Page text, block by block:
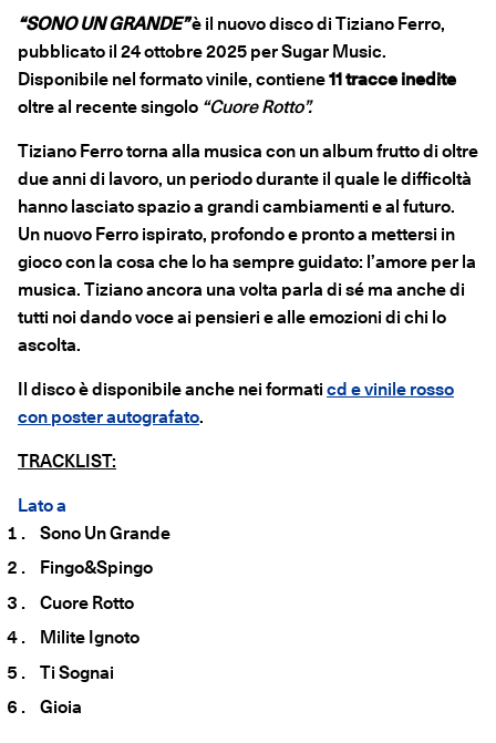
“SONO UN GRANDE”è il nuovo disco di Tiziano Ferro,
pubblicato il 24 ottobre 2025 per Sugar Music.
Disponibile nel formato vinile, contiene11 tracce inedite
oltre al recente singolo “Cuore Rotto”.
Tiziano Ferro torna alla musica con un album frutto di oltre
due anni di lavoro, un periodo durante il quale le difficoltà
hanno lasciato spazio a grandi cambiamenti e al futuro.
Un nuovo Ferro ispirato, profondo e pronto a mettersi in
gioco con la cosa che lo ha sempre guidato: l’amore per la
musica. Tiziano ancora una volta parla di sé ma anche di
tutti noi dando voce ai pensieri e alle emozioni di chi lo
ascolta.
Il disco è disponibile anche nei formati cd e vinile rosso
con poster autografato.
TRACKLIST:
Lato a
Sono Un Grande
Fingo&Spingo
Cuore Rotto
Milite Ignoto
Ti Sognai
Gioia